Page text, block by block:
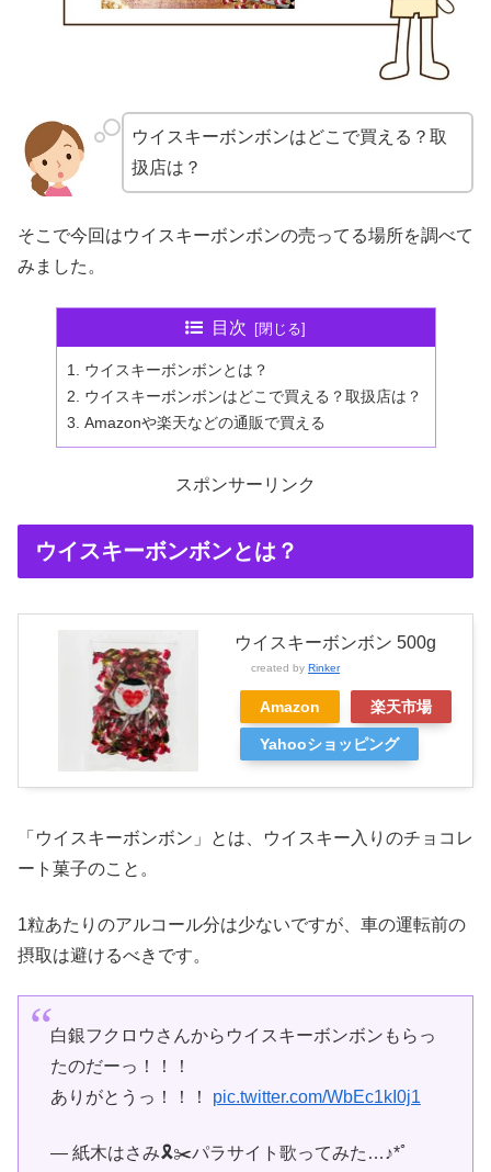
ウイスキーボンボンはどこで買える？取
扱店は？
そこで今回はウイスキーボンボンの売ってる場所を調べて
みました。
目次
ウイスキーボンボンとは？
ウイスキーボンボンはどこで買える？取扱店は？
Amazonや楽天などの通販で買える
スポンサーリンク
ウイスキーボンボンとは？
ウイスキーボンボン 500g
created by Rinker
Amazon 楽天市場
Yahooショッピング
「ウイスキーボンボン」とは、ウイスキー入りのチョコレ
ート菓子のこと。
1粒あたりのアルコール分は少ないですが、車の運転前の
摂取は避けるべきです。
白銀フクロウさんからウイスキーボンボンもらっ
たのだーっ！！！
ありがとうっ！！！ pic.twitter.com/WbEc1kI0j1
— 紙木はさみ🎗✂️パラサイト歌ってみた…♪*ﾟ